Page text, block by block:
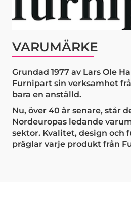
VARUMÄRKE
Grundad 1977 av Lars Ole
Furnipart sin verksamhet
bara en anställd.
Nu, över 40 år senare, står
Nordeuropas ledande
sektor. Kvalitet, design och
präglar varje produkt från